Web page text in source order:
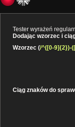
Tester wyrażeń
Dodając wzorzec i
Wzorzec (/^([0-9]{2})-
Ciąg znaków do